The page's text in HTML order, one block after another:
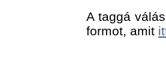
A taggá
formot, amit